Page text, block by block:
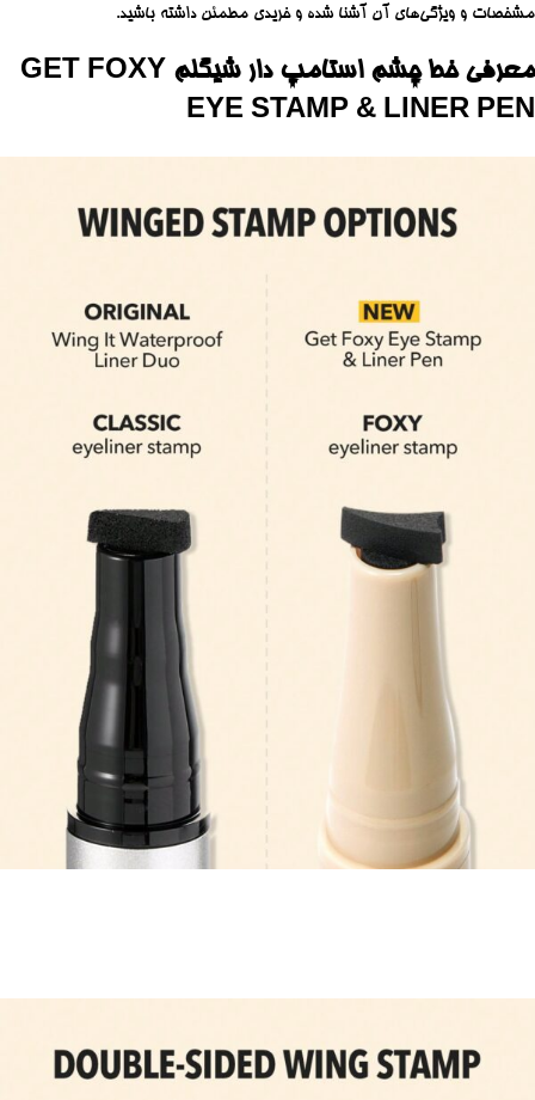
مشخصات و ویژگی‌های آن آشنا شده و خریدی مطمئن داشته باشید.
معرفی خط چشم استامپ دار شیگلم GET FOXY
EYE STAMP & LINER PEN